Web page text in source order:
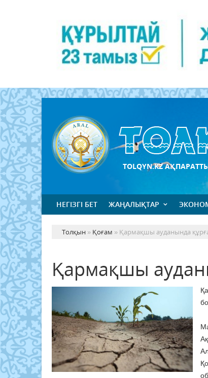
TOLQYN.KZ
НЕГІЗГІ БЕТ ЖАҢАЛЫҚТАР
Толқын » Қоғам » Қармақшы ауданында
Қармақшы